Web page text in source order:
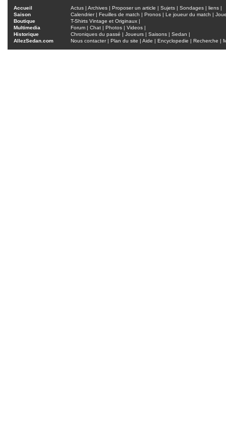
Accueil Actus | Archives | Proposer un article | Sujets | Sondages | liens |
Saison
Calendrier| Feuilles de match | Pronos | Le joueur du match |
Boutique
T-Shirts Vintage et Originaux |
Multimedia
Forum | Chat | Photos | Videos |
Historique
Chroniques du passé | Joueurs | Saisons | Sedan |
AllezSedan.com
Nous contacter| Plan du site | Aide | Encyclopedie | Recherche |